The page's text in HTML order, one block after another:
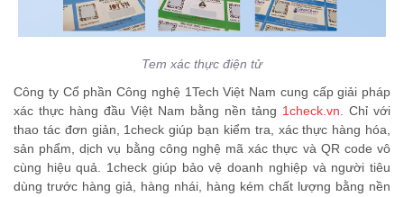
Tem xác thực điện tử
Công ty Cổ phần Công nghệ 1Tech Việt Nam cung cấp giải pháp
xác thực hàng đầu Việt Nam bằng nền tảng 1check.vn. Chỉ với
thao tác đơn giản, 1check giúp bạn kiểm tra, xác thực hàng hóa,
sản phẩm, dịch vụ bằng công nghệ mã xác thực và QR code vô
cùng hiệu quả. 1check giúp bảo vệ doanh nghiệp và người tiêu
dùng trước hàng giả, hàng nhái, hàng kém chất lượng bằng nền